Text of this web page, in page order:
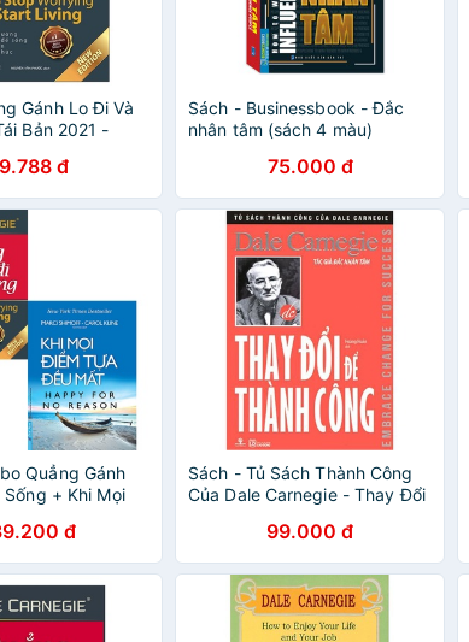
Gánh Lo Đi Và
Bản 2021 -
đ
Sách - Businessbook - Đắc
nhân tâm (sách 4 màu)
75.000 đ
Quẳng Gánh
Sống + Khi Mọi
đ
Sách - Tủ Sách Thành Công
Của Dale Carnegie - Thay Đổi
8932000128793
99.000 đ